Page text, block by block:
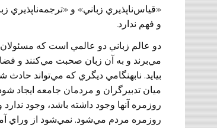
«قياس‌ناپذيري زباني» و «ترجمه‌ناپذيري
و فهم ندارد.
دو عالم زباني دو عالمي است كه
مي‌برند و به آن زبان صحبت مي‌كنند و
بيايد. نابهنگامي ديگري كه مي‌تواند
ميان تدبيرگران و مردمان جامعه ايجاد
روزمره‌ آنها وجود داشته باشد، وجود
روزمره مردم مي‌شود. نمي‌شود از وراي